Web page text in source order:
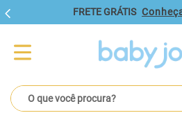
FRETE GRÁTIS
O que você procura?